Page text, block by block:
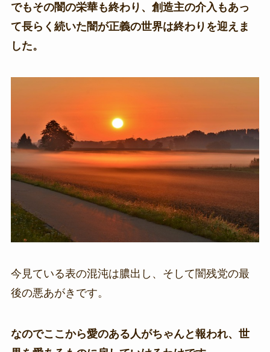
でもその闇の栄華も終わり、創造主の介入もあっ
て長らく続いた闇が正義の世界は終わりを迎えま
した。
今見ている表の混沌は膿出し、そして闇残党の最
後の悪あがきです。
なのでここから愛のある人がちゃんと報われ、世